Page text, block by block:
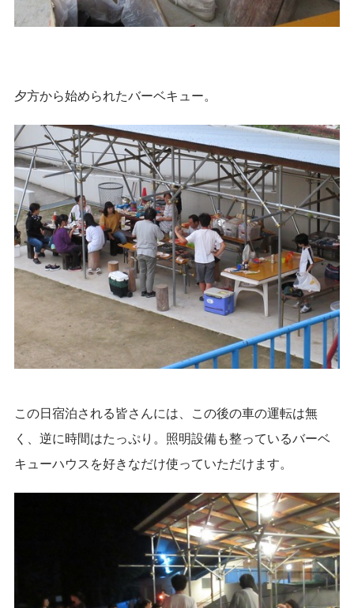
夕方から始められたバーベキュー。
この日宿泊される皆さんには、この後の車の運転は無
く、逆に時間はたっぷり。照明設備も整っているバーベ
キューハウスを好きなだけ使っていただけます。